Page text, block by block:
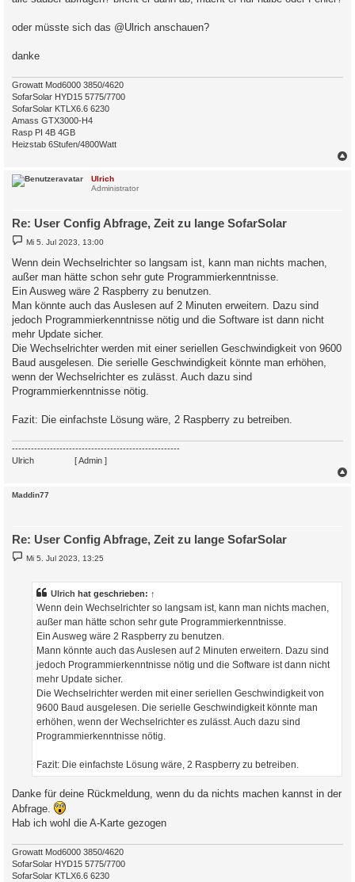
oder müsste sich das @Ulrich anschauen?
danke
Growatt Mod6000 3850/4620
SofarSolar HYD15 5775/7700
SofarSolar KTLX6.6 6230
Amass GTX3000-H4
Rasp PI 4B 4GB
Heizstab 6Stufen/4800Watt
Ulrich
Administrator
Re: User Config Abfrage, Zeit zu lange SofarSolar
B
e
t
r
g
Mi 5. Jul 2023, 13:00
Wenn dein Wechselrichter so langsam ist, kann man nichts machen,
außer man hätte schon sehr gute Programmierkenntnisse.
Ein Ausweg wäre 2 Raspberry zu benutzen.
Man könnte auch das Auslesen auf 2 Minuten erweitern. Dazu sind
jedoch Programmierkenntnisse nötig und die Software ist dann nicht
mehr Update sicher.
Die Wechselrichter werden mit einer seriellen Geschwindigkeit von 9600
Baud ausgelesen. Die serielle Geschwindigkeit könnte man erhöhen,
wenn der Wechselrichter es zulässt. Auch dazu sind
Programmierkenntnisse nötig.
Fazit: Die einfachste Lösung wäre, 2 Raspberry zu betreiben.
-----------------------------------------------------
Ulrich
[ Admin ]
Maddin77
Re: User Config Abfrage, Zeit zu lange SofarSolar
B
e
Mi 5. Jul 2023, 13:25
Ulrich hat geschrieben: ↑
Wenn dein Wechselrichter so langsam ist, kann man nichts machen,
außer man hätte schon sehr gute Programmierkenntnisse.
Ein Ausweg wäre 2 Raspberry zu benutzen.
Mann könnte auch das Auslesen auf 2 Minuten erweitern. Dazu sind
jedoch Programmierkenntnisse nötig und die Software ist dann nicht
mehr Update sicher.
Die Wechselrichter werden mit einer seriellen Geschwindigkeit von
9600 Baud ausgelesen. Die serielle Geschwindigkeit könnte man
erhöhen, wenn der Wechselrichter es zulässt. Auch dazu sind
Programmierkenntnisse nötig.
Fazit: Die einfachste Lösung wäre, 2 Raspberry zu betreiben.
Danke für deine Rückmeldung, wenn du da nichts machen kannst in der
Abfrage.
Hab ich wohl die A-Karte gezogen
Growatt Mod6000 3850/4620
SofarSolar HYD15 5775/7700
SofarSolar KTLX6.6 6230